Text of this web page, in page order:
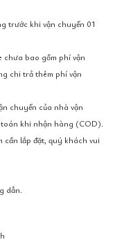
trước khi vận chuyển 01
bao gồm phí vận
chi trả thêm phí vận
chuyển của nhà vận
khi nhận hàng (COD).
cần lắp đặt, quý khách vui
dẫn.